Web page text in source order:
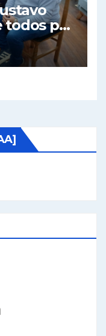
por
mayo
solo